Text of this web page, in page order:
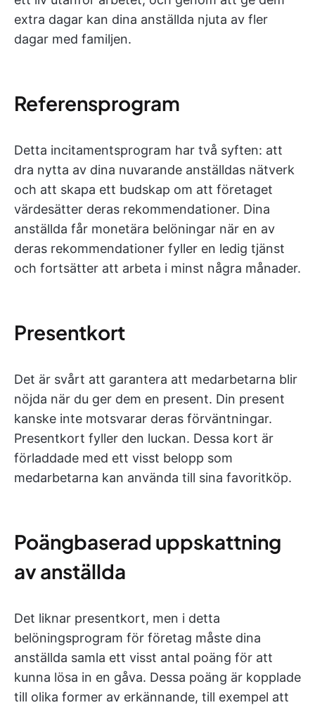
extra dagar kan dina anställda njuta av fler
dagar med familjen.
Referensprogram
Detta incitamentsprogram har två syften: att
dra nytta av dina nuvarande anställdas nätverk
och att skapa ett budskap om att företaget
värdesätter deras rekommendationer. Dina
anställda får monetära belöningar när en av
deras rekommendationer fyller en ledig tjänst
och fortsätter att arbeta i minst några månader.
Presentkort
Det är svårt att garantera att medarbetarna blir
nöjda när du ger dem en present. Din present
kanske inte motsvarar deras förväntningar.
Presentkort fyller den luckan. Dessa kort är
förladdade med ett visst belopp som
medarbetarna kan använda till sina favoritköp.
Poängbaserad uppskattning
av anställda
Det liknar presentkort, men i detta
belöningsprogram för företag måste dina
anställda samla ett visst antal poäng för att
kunna lösa in en gåva. Dessa poäng är kopplade
till olika former av erkännande, till exempel att